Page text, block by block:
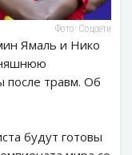
Фото: Соцсети
Ямаль и Нико
после травм. Об
будут готовы